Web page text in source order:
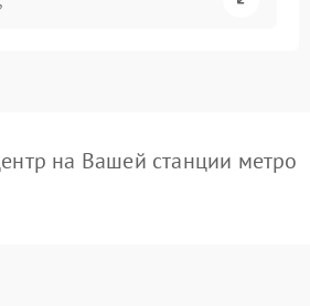
на Вашей станции метро